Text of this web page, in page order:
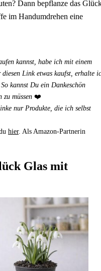
Dann bepflanze das
im Handumdrehen eine
kannst, habe ich mit einem
Link etwas kaufst, erhalte
kannst Du ein Dankeschön
zu müssen ❤️
nur Produkte, die ich selbst
hier. Als Amazon-Partnerin
Glas mit